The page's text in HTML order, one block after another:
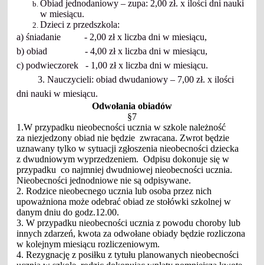
Obiad jednodaniowy – zupa: 2,00 zł. x ilości dni nauki
w miesiącu.
Dzieci z przedszkola:
a) śniadanie - 2,00 zł x liczba dni w miesiącu,
b) obiad - 4,00 zł x liczba dni w miesiącu,
c) podwieczorek - 1,00 zł x liczba dni w miesiącu.
3. Nauczycieli: obiad dwudaniowy – 7,00 zł.x ilości
dni nauki w miesiącu.
Odwołania obiadów
§7
1.W przypadku nieobecności ucznia w szkole należność
za niezjedzony obiad nie będzie zwracana. Zwrot będzie
uznawany tylko w sytuacji zgłoszenia nieobecności dziecka
z dwudniowym wyprzedzeniem. Odpisu dokonuje się w
przypadku co najmniej dwudniowej nieobecności ucznia.
Nieobecności jednodniowe nie są odpisywane.
2. Rodzice nieobecnego ucznia lub osoba przez nich
upoważniona może odebrać obiad ze stołówki szkolnej w
danym dniu do godz.12.00.
3. W przypadku nieobecności ucznia z powodu choroby lub
innych zdarzeń, kwota za odwołane obiady będzie rozliczona
w kolejnym miesiącu rozliczeniowym.
4. Rezygnację z posiłku z tytułu planowanych nieobecności